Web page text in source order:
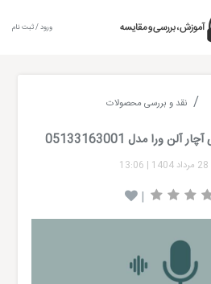
ورود / ثبت نام
نقد و بررسی محصولات
|
13:06
|